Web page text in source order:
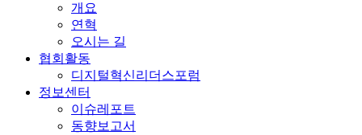
개요
연혁
오시는 길
협회활동
디지털혁신리더스포럼
정보센터
이슈레포트
동향보고서